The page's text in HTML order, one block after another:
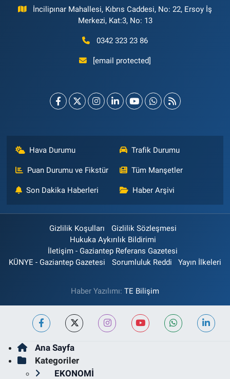
İncilipınar Mahallesi, Kıbrıs Caddesi, No: 22, Ersoy İş
Merkezi, Kat:3, No: 13
0342 323 23 86
[email protected]
Hava Durumu Trafik Durumu
Puan Durumu ve Fikstür Tüm Manşetler
Son Dakika Haberleri Haber Arşivi
Gizlilik Koşulları
Gizlilik Sözleşmesi
Hukuka Aykırılık Bildirimi
İletişim - Gaziantep Referans Gazetesi
KÜNYE - Gaziantep Gazetesi
Sorumluluk Reddi Yayın İlkeleri
Haber Yazılımı: TE Bilişim
Ana Sayfa
Kategoriler
EKONOMİ